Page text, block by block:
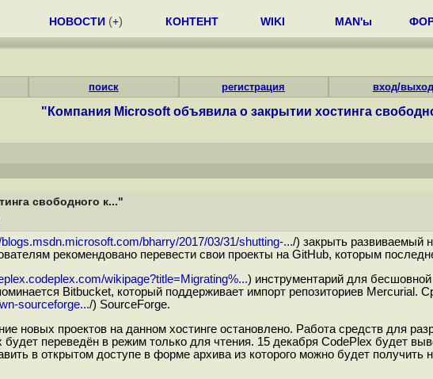
НОВОСТИ (+) КОНТЕНТ WIKI MAN'ы
поиск регистрация вход/выход
"Компания Microsoft объявила о закрытии хостинга
свободного к..."
bharry/2017/03/31/shutting-.../) закрыть развиваемый
рекомендовано перевести свои проекты на GitHub, которым
wikipage?title=Migrating%...) инструментарий для
Bitbucket, который поддерживает импорт репозиториев Mercurial.
sourceforge.../) SourceForge.
новых проектов на данном хостинге остановлено. Работа средств для
переведён в режим только для чтения. 15 декабря CodePlex будет
в открытом доступе в форме архива из которого можно будет